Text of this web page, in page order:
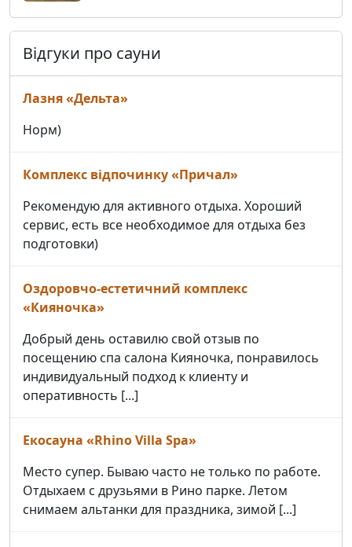
Відгуки про сауни
Лазня «Дельта»
Норм)
Комплекс відпочинку «Причал»
Рекомендую для активного отдыха. Хороший
сервис, есть все необходимое для отдыха без
подготовки)
Оздоровчо-естетичний комплекс
«Кияночка»
Добрый день оставилю свой отзыв по
посещению спа салона Кияночка, понравилось
индивидуальный подход к клиенту и
оперативность [...]
Екосауна «Rhino Villa Spa»
Место супер. Бываю часто не только по работе.
Отдыхаем с друзьями в Рино парке. Летом
снимаем альтанки для праздника, зимой [...]